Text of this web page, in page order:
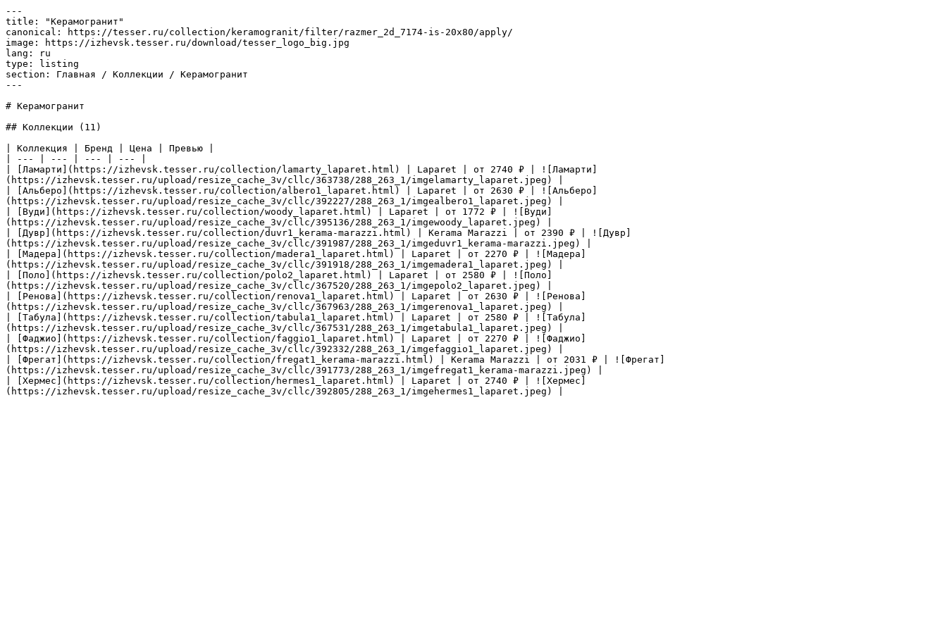
---
title: "Керамогранит"
canonical: https://tesser.ru/collection/keramogranit/filter/razmer_2d_7174-is-20x80/apply/
image: https://izhevsk.tesser.ru/download/tesser_logo_big.jpg
lang: ru
type: listing
section: Главная / Коллекции / Керамогранит
---
# Керамогранит
## Коллекции (11)
| Коллекция | Бренд | Цена | Превью |
| --- | --- | --- | --- |
| [Ламарти](https://izhevsk.tesser.ru/collection/lamarty_laparet.html) | Laparet | от 2740 ₽ | ![Ламарти]
(https://izhevsk.tesser.ru/upload/resize_cache_3v/cllc/363738/288_263_1/imgelamarty_laparet.jpeg) |
| [Альберо](https://izhevsk.tesser.ru/collection/albero1_laparet.html) | Laparet | от 2630 ₽ | ![Альберо]
(https://izhevsk.tesser.ru/upload/resize_cache_3v/cllc/392227/288_263_1/imgealbero1_laparet.jpeg) |
| [Вуди](https://izhevsk.tesser.ru/collection/woody_laparet.html) | Laparet | от 1772 ₽ | ![Вуди]
(https://izhevsk.tesser.ru/upload/resize_cache_3v/cllc/395136/288_263_1/imgewoody_laparet.jpeg) |
| [Дувр](https://izhevsk.tesser.ru/collection/duvr1_kerama-marazzi.html) | Kerama Marazzi | от 2390 ₽ | ![Дувр]
(https://izhevsk.tesser.ru/upload/resize_cache_3v/cllc/391987/288_263_1/imgeduvr1_kerama-marazzi.jpeg) |
| [Мадера](https://izhevsk.tesser.ru/collection/madera1_laparet.html) | Laparet | от 2270 ₽ | ![Мадера]
(https://izhevsk.tesser.ru/upload/resize_cache_3v/cllc/391918/288_263_1/imgemadera1_laparet.jpeg) |
| [Поло](https://izhevsk.tesser.ru/collection/polo2_laparet.html) | Laparet | от 2580 ₽ | ![Поло]
(https://izhevsk.tesser.ru/upload/resize_cache_3v/cllc/367520/288_263_1/imgepolo2_laparet.jpeg) |
| [Ренова](https://izhevsk.tesser.ru/collection/renova1_laparet.html) | Laparet | от 2630 ₽ | ![Ренова]
(https://izhevsk.tesser.ru/upload/resize_cache_3v/cllc/367963/288_263_1/imgerenova1_laparet.jpeg) |
| [Табула](https://izhevsk.tesser.ru/collection/tabula1_laparet.html) | Laparet | от 2580 ₽ | ![Табула]
(https://izhevsk.tesser.ru/upload/resize_cache_3v/cllc/367531/288_263_1/imgetabula1_laparet.jpeg) |
| [Фаджио](https://izhevsk.tesser.ru/collection/faggio1_laparet.html) | Laparet | от 2270 ₽ | ![Фаджио]
(https://izhevsk.tesser.ru/upload/resize_cache_3v/cllc/392332/288_263_1/imgefaggio1_laparet.jpeg) |
| [Фрегат](https://izhevsk.tesser.ru/collection/fregat1_kerama-marazzi.html) | Kerama Marazzi | от 2031 ₽ | ![Фрегат]
(https://izhevsk.tesser.ru/upload/resize_cache_3v/cllc/391773/288_263_1/imgefregat1_kerama-marazzi.jpeg) |
| [Хермес](https://izhevsk.tesser.ru/collection/hermes1_laparet.html) | Laparet | от 2740 ₽ | ![Хермес]
(https://izhevsk.tesser.ru/upload/resize_cache_3v/cllc/392805/288_263_1/imgehermes1_laparet.jpeg) |